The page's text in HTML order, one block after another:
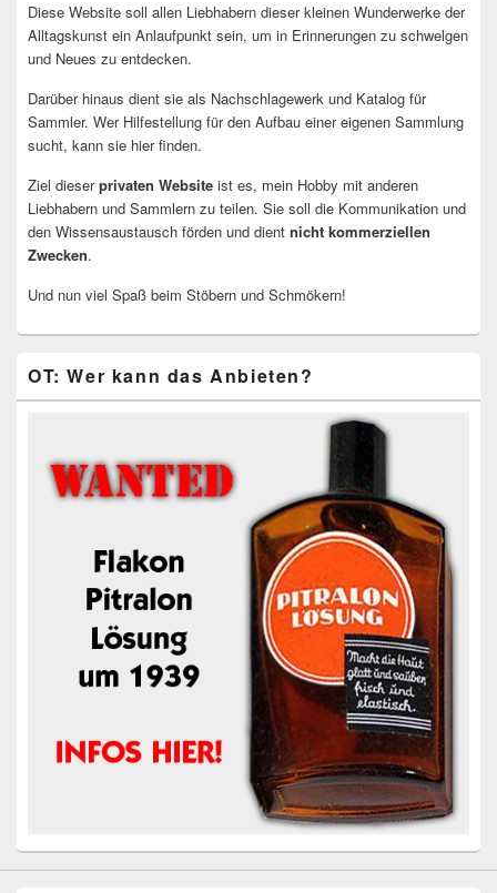
Diese Website soll allen Liebhabern dieser kleinen Wunderwerke der
Alltagskunst ein Anlaufpunkt sein, um in Erinnerungen zu schwelgen
und Neues zu entdecken.
Darüber hinaus dient sie als Nachschlagewerk und Katalog für
Sammler. Wer Hilfestellung für den Aufbau einer eigenen Sammlung
sucht, kann sie hier finden.
Ziel dieserprivaten Website ist es, mein Hobby mit anderen
Liebhabern und Sammlern zu teilen. Sie soll die Kommunikation und
den Wissensaustausch förden und dient nicht kommerziellen
Zwecken.
Und nun viel Spaß beim Stöbern und Schmökern!
OT: Wer kann das Anbieten?